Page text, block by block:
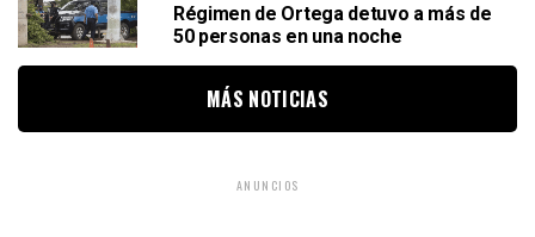
Régimen de Ortega detuvo a más de
50 personas en una noche
MÁS NOTICIAS
ANUNCIOS